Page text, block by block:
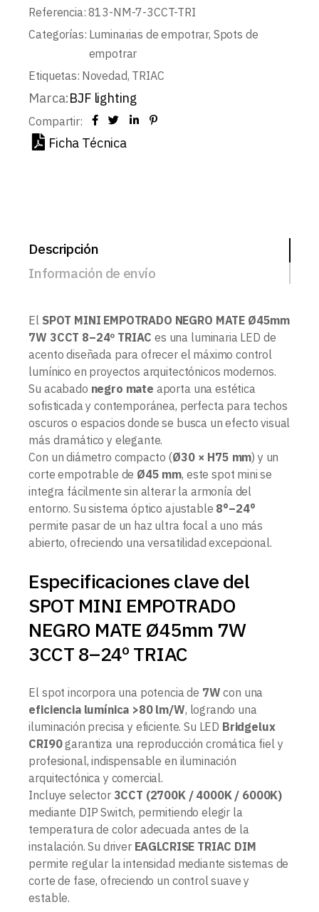
Referencia: 813-NM-7-3CCT-TRI
Categorías: Luminarias de empotrar, Spots de
empotrar
Etiquetas: Novedad, TRIAC
Marca:BJF lighting
Compartir:
Ficha Técnica
Descripción
Información de envío
El SPOT MINI EMPOTRADO NEGRO MATE Ø45mm
7W 3CCT 8–24º TRIAC es una luminaria LED de
acento diseñada para ofrecer el máximo control
lumínico en proyectos arquitectónicos modernos.
Su acabado negro mate aporta una estética
sofisticada y contemporánea, perfecta para techos
oscuros o espacios donde se busca un efecto visual
más dramático y elegante.
Con un diámetro compacto (Ø30 × H75 mm) y un
corte empotrable de Ø45 mm, este spot mini se
integra fácilmente sin alterar la armonía del
entorno. Su sistema óptico ajustable 8°–24°
permite pasar de un haz ultra focal a uno más
abierto, ofreciendo una versatilidad excepcional.
Especificaciones clave del
SPOT MINI EMPOTRADO
NEGRO MATE Ø45mm 7W
3CCT 8–24º TRIAC
El spot incorpora una potencia de 7W con una
eficiencia lumínica >80 lm/W, logrando una
iluminación precisa y eficiente. Su LED Bridgelux
CRI90garantiza una reproducción cromática fiel y
profesional, indispensable en iluminación
arquitectónica y comercial.
Incluye selector 3CCT (2700K / 4000K / 6000K)
mediante DIP Switch, permitiendo elegir la
temperatura de color adecuada antes de la
instalación. Su driver EAGLCRISE TRIAC DIM
permite regular la intensidad mediante sistemas de
corte de fase, ofreciendo un control suave y
estable.